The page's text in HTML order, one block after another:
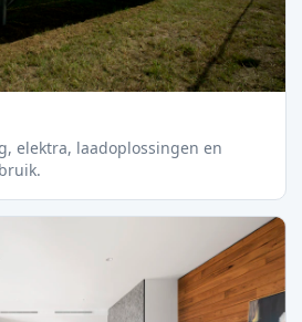
elektra, laadoplossingen en